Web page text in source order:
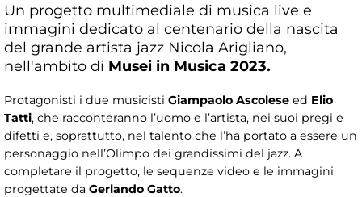
Un progetto multimediale di musica live e
immagini dedicato al centenario della nascita
del grande artista jazz Nicola Arigliano,
nell'ambito di Musei in Musica 2023.
Protagonisti i due musicisti Giampaolo Ascolese ed Elio
Tatti, che racconteranno l’uomo e l’artista, nei suoi pregi e
difetti e, soprattutto, nel talento che l’ha portato a essere un
personaggio nell’Olimpo dei grandissimi del jazz. A
completare il progetto, le sequenze video e le immagini
progettate da Gerlando Gatto.